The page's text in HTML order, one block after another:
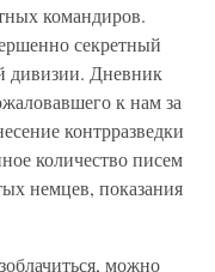
командиров.
секретный
дивизии. Дневник
к нам за
контрразведки
количество писем
немцев, показания
можно